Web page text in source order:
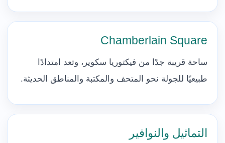
Chamberlain Square
ساحة قريبة جدًا من فيكتوريا سكوير، وتعد امتدادًا
طبيعيًا للجولة نحو المتحف والمكتبة والمناطق الحديثة.
التماثيل والنوافير